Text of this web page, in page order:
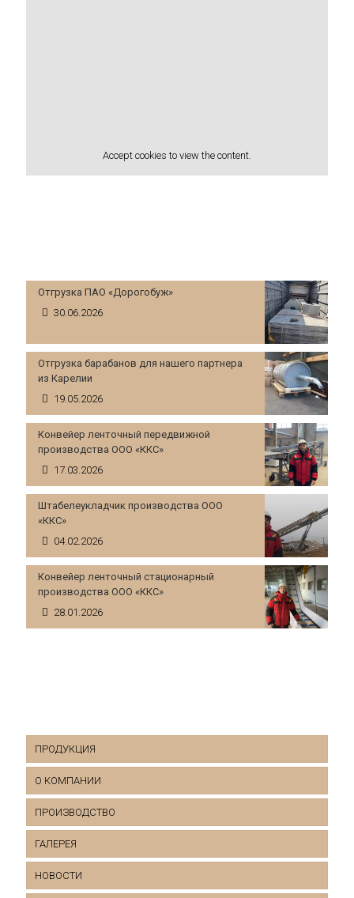
Accept cookies to view the content.
Отгрузка ПАО «Дорогобуж»
30.06.2026
Отгрузка барабанов для нашего партнера
из Карелии
19.05.2026
Конвейер ленточный передвижной
производства ООО «ККС»
17.03.2026
Штабелеукладчик производства ООО
«ККС»
04.02.2026
Конвейер ленточный стационарный
производства ООО «ККС»
28.01.2026
ПРОДУКЦИЯ
Ленточные конвейеры
Ленточный конвейер стационарный
Ленточный конвейер передвижной
Ленточный конвейер катучий
Скребковые конвейеры
Штабелеукладчики
Ковшовые элеваторы
О КОМПАНИИ
Партнеры
Сертификаты
Отзывы
ПРОИЗВОДСТВО
ГАЛЕРЕЯ
НОВОСТИ